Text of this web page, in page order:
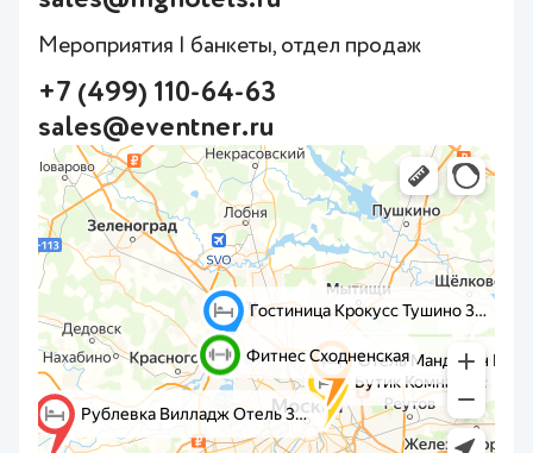
Мероприятия | банкеты, отдел продаж
+7 (499) 110-64-63
sales@eventner.ru